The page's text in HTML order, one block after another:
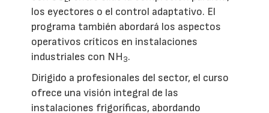
los eyectores o el control adaptativo. El
programa también abordará los aspectos
operativos críticos en instalaciones
industriales con NH3.
Dirigido a profesionales del sector, el curso
ofrece una visión integral de las
instalaciones frigoríficas, abordando